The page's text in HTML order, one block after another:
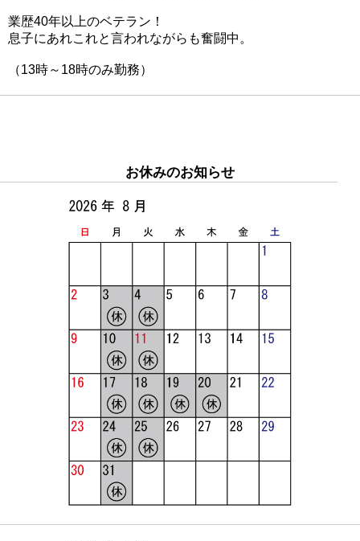
業歴40年以上のベテラン！
息子にあれこれと言われながらも奮闘中。
（13時～18時のみ勤務）
お休みのお知らせ